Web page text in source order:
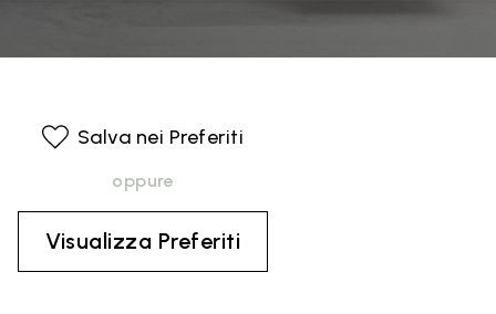
Salva nei Preferiti
oppure
Visualizza Preferiti